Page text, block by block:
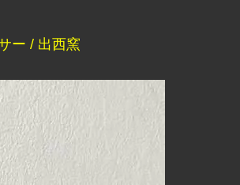
ー / 出西窯